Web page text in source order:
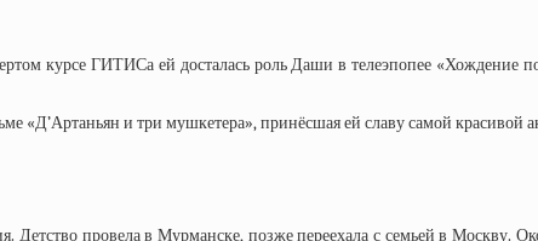
курсе ГИТИСа ей досталась роль Даши в телеэпопее «Хождение
и три мушкетера», принёсшая ей славу самой красивой
Детство провела в Мурманске, позже переехала с семьей в Москву.